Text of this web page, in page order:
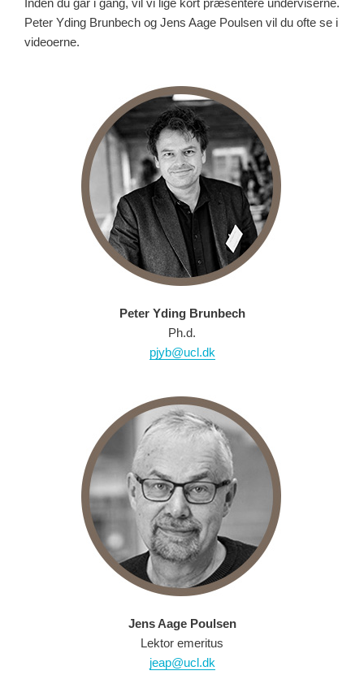
Inden du går i gang, vil vi lige kort præsentere underviserne.
Peter Yding Brunbech og Jens Aage Poulsen vil du ofte se i
videoerne.
Peter Yding Brunbech
Ph.d.
pjyb@ucl.dk
Jens Aage Poulsen
Lektor emeritus
jeap@ucl.dk